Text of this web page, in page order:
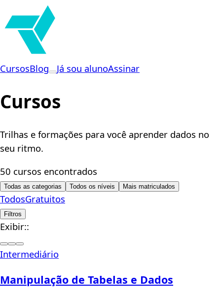
CursosBlog Já sou alunoAssinar
Cursos
Trilhas e formações para você aprender dados no
seu ritmo.
50 cursos encontrados
Todas as categorias Todos os níveis Mais matriculados
TodosGratuitos
Filtros
Exibir::
Intermediário
Manipulação de Tabelas e Dados